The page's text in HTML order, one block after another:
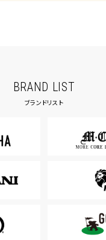
BRAND LIST
ブランドリスト